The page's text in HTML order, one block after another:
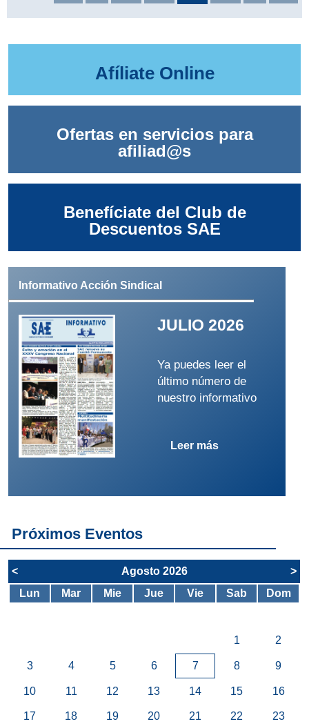
Afíliate Online
Ofertas en servicios para
afiliad@s
Benefíciate del Club de
Descuentos SAE
Informativo Acción Sindical
JULIO 2026
Ya puedes leer el
último número de
nuestro informativo
Leer más
Próximos Eventos
< Agosto 2026
>
Lun
Mar Mie Jue Vie Sab Dom
1 2
3 4 5 6 7 8 9
10 11 12 13 14 15 16
17 18 19 20 21 22 23